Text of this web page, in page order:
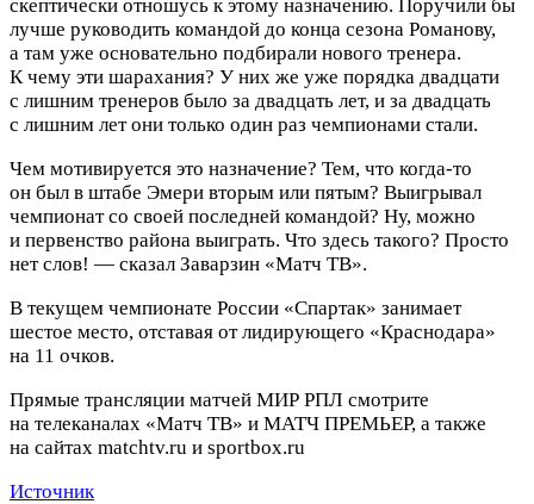
скептически отношусь к этому назначению. Поручили бы
лучше руководить командой до конца сезона Романову,
а там уже основательно подбирали нового тренера.
К чему эти шарахания? У них же уже порядка двадцати
с лишним тренеров было за двадцать лет, и за двадцать
с лишним лет они только один раз чемпионами стали.
Чем мотивируется это назначение? Тем, что когда‑то
он был в штабе Эмери вторым или пятым? Выигрывал
чемпионат со своей последней командой? Ну, можно
и первенство района выиграть. Что здесь такого? Просто
нет слов! — сказал Заварзин «Матч ТВ».
В текущем чемпионате России «Спартак» занимает
шестое место, отставая от лидирующего «Краснодара»
на 11 очков.
Прямые трансляции матчей МИР РПЛ смотрите
на телеканалах «Матч ТВ» и МАТЧ ПРЕМЬЕР, а также
на сайтах matchtv.ru и sportbox.ru
Источник